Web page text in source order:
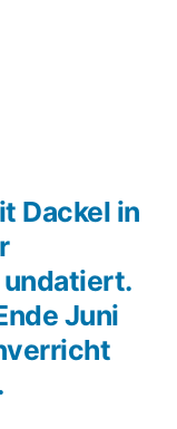
Dackel in
undatiert.
Juni